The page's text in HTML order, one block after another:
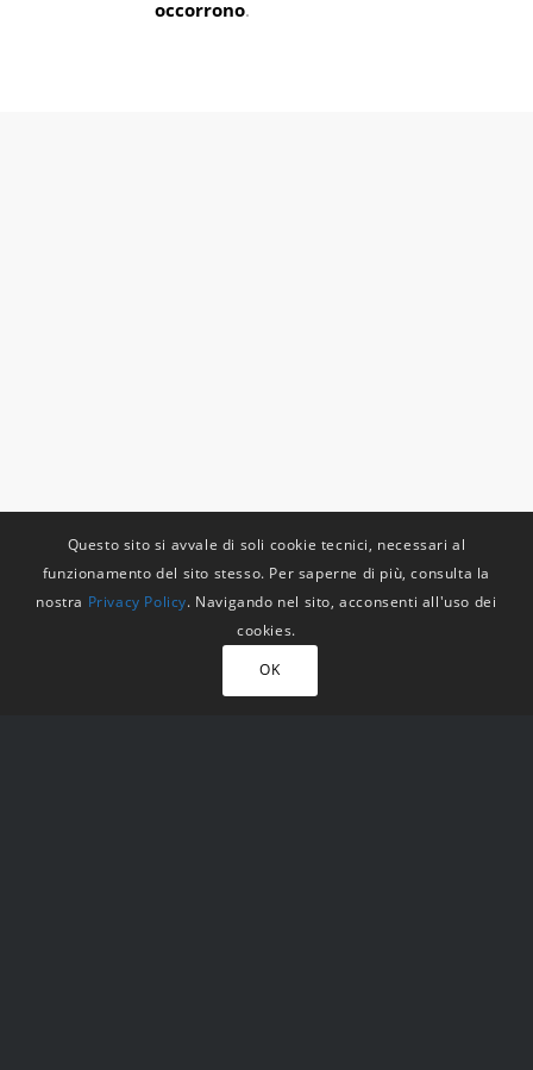
occorrono.
Questo sito si avvale di soli cookie tecnici, necessari al
funzionamento del sito stesso. Per saperne di più, consulta la
nostra Privacy Policy. Navigando nel sito, acconsenti all'uso dei
cookies.
OK